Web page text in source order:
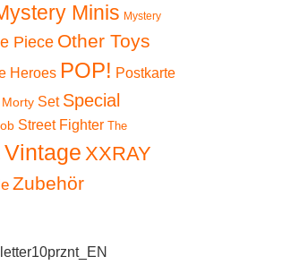
Minis Mystery
Piece Other Toys
Heroes POP! Postkarte
Set Special
Street Fighter The
Vintage XXRAY
Zubehör